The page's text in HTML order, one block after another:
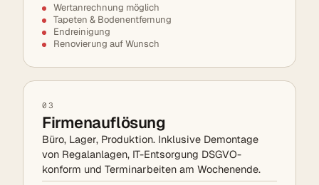
Wertanrechnung möglich
Tapeten & Bodenentfernung
Endreinigung
Renovierung auf Wunsch
03
Firmenauflösung
Büro, Lager, Produktion. Inklusive Demontage
von Regalanlagen, IT-Entsorgung DSGVO-
konform und Terminarbeiten am Wochenende.